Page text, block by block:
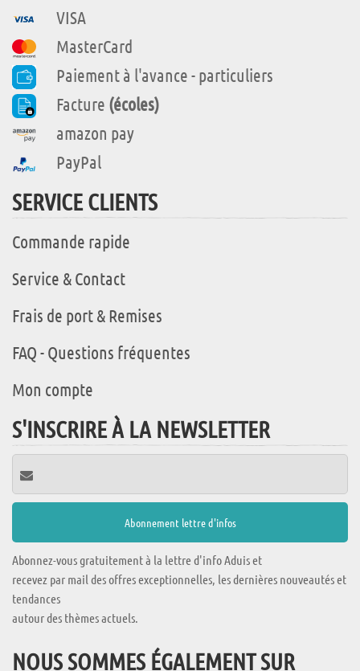
VISA
MasterCard
Paiement à l'avance - particuliers
Facture (écoles)
amazon pay
PayPal
SERVICE CLIENTS
Commande rapide
Service & Contact
Frais de port & Remises
FAQ - Questions fréquentes
Mon compte
S'INSCRIRE À LA NEWSLETTER
Abonnez-vous gratuitement à la lettre d'info Aduis et
recevez par mail des offres exceptionnelles, les dernières nouveautés et
tendances
autour des thèmes actuels.
NOUS SOMMES ÉGALEMENT SUR